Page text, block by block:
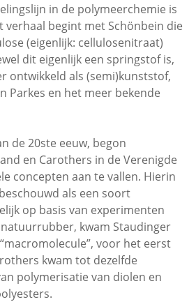
in de polymeerchemie is
verhaal begint met Schönbein die
(eigenlijk: cellulosenitraat)
dit eigenlijk een springstof is,
ontwikkeld als (semi)kunststof,
Parkes en het meer bekende
de 20ste eeuw, begon
en Carothers in de Verenigde
concepten aan te vallen. Hierin
als een soort
op basis van experimenten
kwam Staudinger
voor het eerst
kwam tot dezelfde
polymerisatie van diolen en